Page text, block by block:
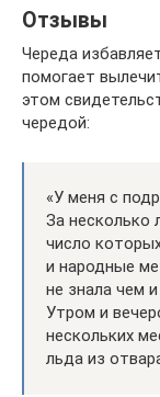
Отзывы
Череда
помогает
этом
чередой:
«У меня с
За несколько
число
и народные
не знала чем
Утром и
нескольких
льда из